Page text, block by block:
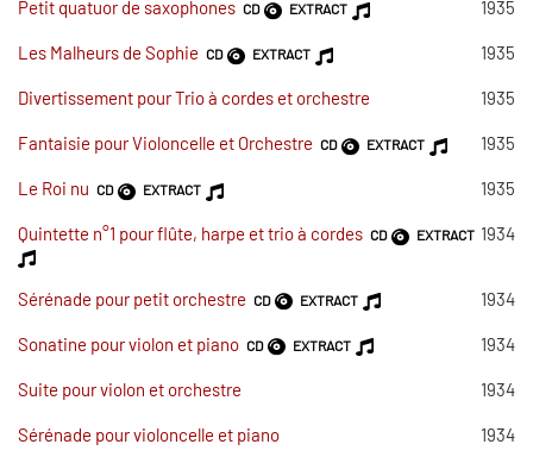
Petit quatuor de saxophones CD EXTRACT 1935
Les Malheurs de Sophie CD EXTRACT 1935
Divertissement pour Trio à cordes et orchestre 1935
Fantaisie pour Violoncelle et Orchestre CD EXTRACT 1935
Le Roi nu CD EXTRACT 1935
Quintette n°1 pour flûte, harpe et trio à cordes CD EXTRACT 1934
Sérénade pour petit orchestre CD EXTRACT 1934
Sonatine pour violon et piano CD EXTRACT 1934
Suite pour violon et orchestre 1934
Sérénade pour violoncelle et piano 1934